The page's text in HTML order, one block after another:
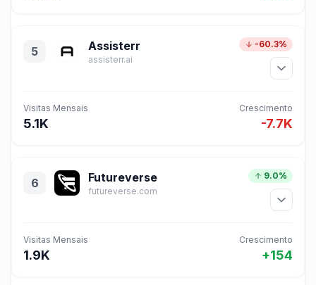
5 Assisterr
assisterr.ai
-60.3%
Visitas Mensais
5.1K
Crescimento
-7.7K
6 Futureverse
futureverse.com
9.0%
Visitas Mensais
1.9K
Crescimento
+154